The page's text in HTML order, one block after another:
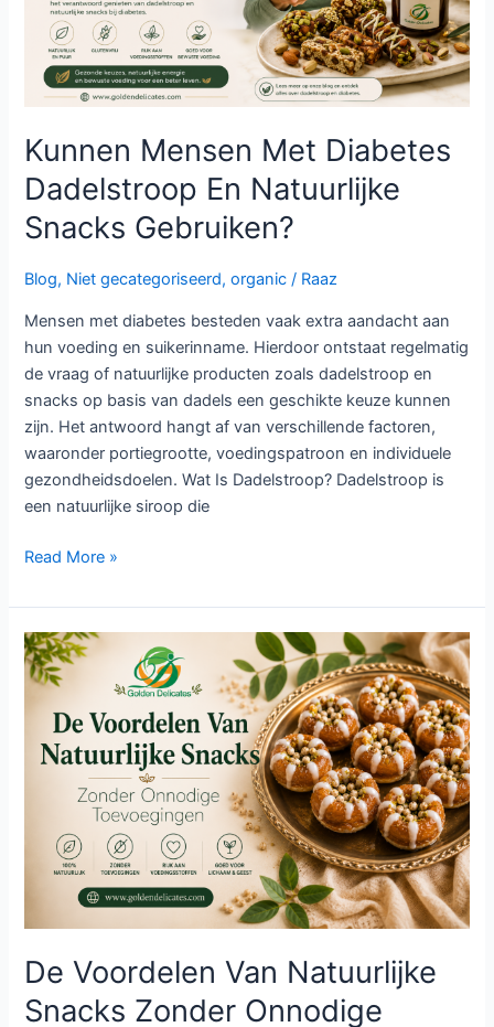
Kunnen Mensen Met Diabetes
Dadelstroop En Natuurlijke
Snacks Gebruiken?
Blog, Niet gecategoriseerd,organic / Raaz
Mensen met diabetes besteden vaak extra aandacht aan
hun voeding en suikerinname. Hierdoor ontstaat regelmatig
de vraag of natuurlijke producten zoals dadelstroop en
snacks op basis van dadels een geschikte keuze kunnen
zijn. Het antwoord hangt af van verschillende factoren,
waaronder portiegrootte, voedingspatroon en individuele
gezondheidsdoelen. Wat Is Dadelstroop? Dadelstroop is
een natuurlijke siroop die
Snacks
Gebruiken?
Read More »
De Voordelen Van Natuurlijke
Snacks Zonder Onnodige
De
Voordelen
Natuurlijke
Snacks
Onnodige
Toevoegingen